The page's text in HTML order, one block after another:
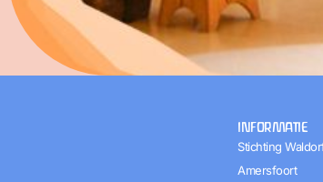
INFORMATIE
Stichting
Amersfoort